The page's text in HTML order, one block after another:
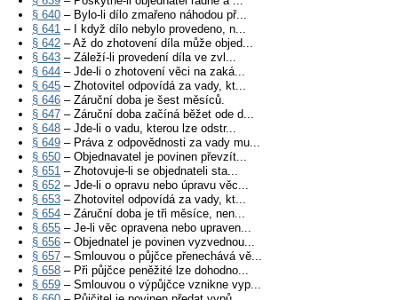
§ 640 – Bylo-li dílo zmařeno náhodou př...
§ 641 – I když dílo nebylo provedeno, n...
§ 642 – Až do zhotovení díla může objed...
§ 643 – Záleží-li provedení díla ve zvl...
§ 644 – Jde-li o zhotovení věci na zaká...
§ 645 – Zhotovitel odpovídá za vady, kt...
§ 646 – Záruční doba je šest měsíců.
§ 647 – Záruční doba začíná běžet ode d...
§ 648 – Jde-li o vadu, kterou lze odstr...
§ 649 – Práva z odpovědnosti za vady mu...
§ 650 – Objednavatel je povinen převzít...
§ 651 – Zhotovuje-li se objednateli sta...
§ 652 – Jde-li o opravu nebo úpravu věc...
§ 653 – Zhotovitel odpovídá za vady, kt...
§ 654 – Záruční doba je tři měsíce, nen...
§ 655 – Je-li věc opravena nebo upraven...
§ 656 – Objednatel je povinen vyzvednou...
§ 657 – Smlouvou o půjčce přenechává vě...
§ 658 – Při půjčce peněžité lze dohodno...
§ 659 – Smlouvou o výpůjčce vznikne vyp...